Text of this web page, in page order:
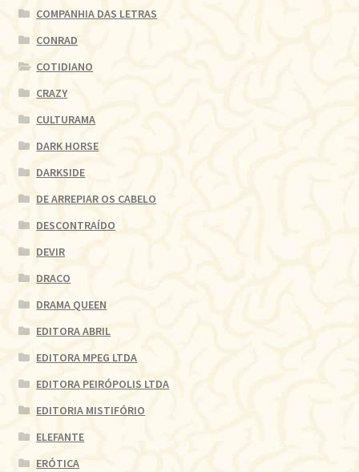
COMPANHIA DAS LETRAS
CONRAD
COTIDIANO
CRAZY
CULTURAMA
DARK HORSE
DARKSIDE
DE ARREPIAR OS CABELO
DESCONTRAÍDO
DEVIR
DRACO
DRAMA QUEEN
EDITORA ABRIL
EDITORA MPEG LTDA
EDITORA PEIRÓPOLIS LTDA
EDITORIA MISTIFÓRIO
ELEFANTE
ERÓTICA